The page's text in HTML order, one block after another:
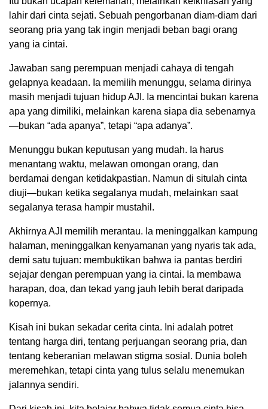
lahir dari cinta sejati. Sebuah pengorbanan diam-diam dari
seorang pria yang tak ingin menjadi beban bagi orang
yang ia cintai.
Jawaban sang perempuan menjadi cahaya di tengah
gelapnya keadaan. Ia memilih menunggu, selama dirinya
masih menjadi tujuan hidup AJI. Ia mencintai bukan karena
apa yang dimiliki, melainkan karena siapa dia sebenarnya
—bukan “ada apanya”, tetapi “apa adanya”.
Menunggu bukan keputusan yang mudah. Ia harus
menantang waktu, melawan omongan orang, dan
berdamai dengan ketidakpastian. Namun di situlah cinta
diuji—bukan ketika segalanya mudah, melainkan saat
segalanya terasa hampir mustahil.
Akhirnya AJI memilih merantau. Ia meninggalkan kampung
halaman, meninggalkan kenyamanan yang nyaris tak ada,
demi satu tujuan: membuktikan bahwa ia pantas berdiri
sejajar dengan perempuan yang ia cintai. Ia membawa
harapan, doa, dan tekad yang jauh lebih berat daripada
kopernya.
Kisah ini bukan sekadar cerita cinta. Ini adalah potret
tentang harga diri, tentang perjuangan seorang pria, dan
tentang keberanian melawan stigma sosial. Dunia boleh
meremehkan, tetapi cinta yang tulus selalu menemukan
jalannya sendiri.